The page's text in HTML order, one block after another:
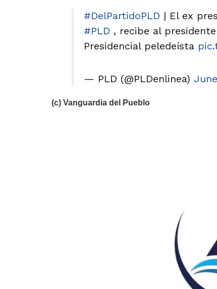
#DelPartidoPLD | El ex
#PLD , recibe al presidente
Presidencial peledeísta
— PLD (@PLDenlinea)
(c) Vanguardia del Pueblo